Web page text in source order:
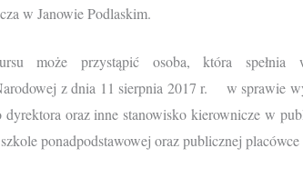
w Janowie Podlaskim.
może przystąpić osoba, która spełnia
z dnia 11 sierpnia 2017 r. w sprawie
dyrektora oraz inne stanowisko kierownicze w
ponadpodstawowej oraz publicznej